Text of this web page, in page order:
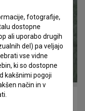
fotografije,
dostopne
ali uporabo drugih
del) pa veljajo
vse vidne
ki so dostopne
kakšnimi pogoji
način in v